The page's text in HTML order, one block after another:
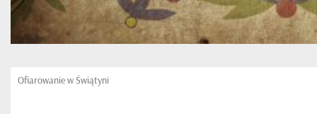
Ofiarowanie w Świątyni